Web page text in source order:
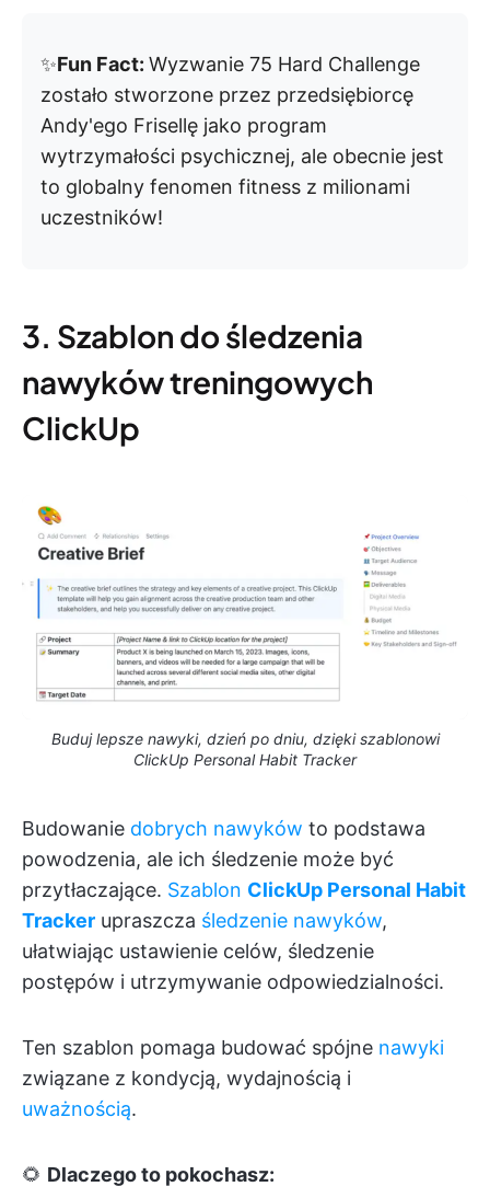
✨Fun Fact: Wyzwanie 75 Hard Challenge
zostało stworzone przez przedsiębiorcę
Andy'ego Frisellę jako program
wytrzymałości psychicznej, ale obecnie jest
to globalny fenomen fitness z milionami
uczestników!
3. Szablon do śledzenia
nawyków treningowych
ClickUp
Buduj lepsze nawyki, dzień po dniu, dzięki szablonowi
ClickUp Personal Habit Tracker
Budowanie dobrych nawyków to podstawa
powodzenia, ale ich śledzenie może być
przytłaczające. Szablon ClickUp Personal Habit
Tracker upraszcza śledzenie nawyków,
ułatwiając ustawienie celów, śledzenie
postępów i utrzymywanie odpowiedzialności.
Ten szablon pomaga budować spójne nawyki
związane z kondycją, wydajnością i
uważnością.
🌻 Dlaczego to pokochasz: